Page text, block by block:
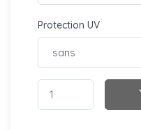
Protection UV